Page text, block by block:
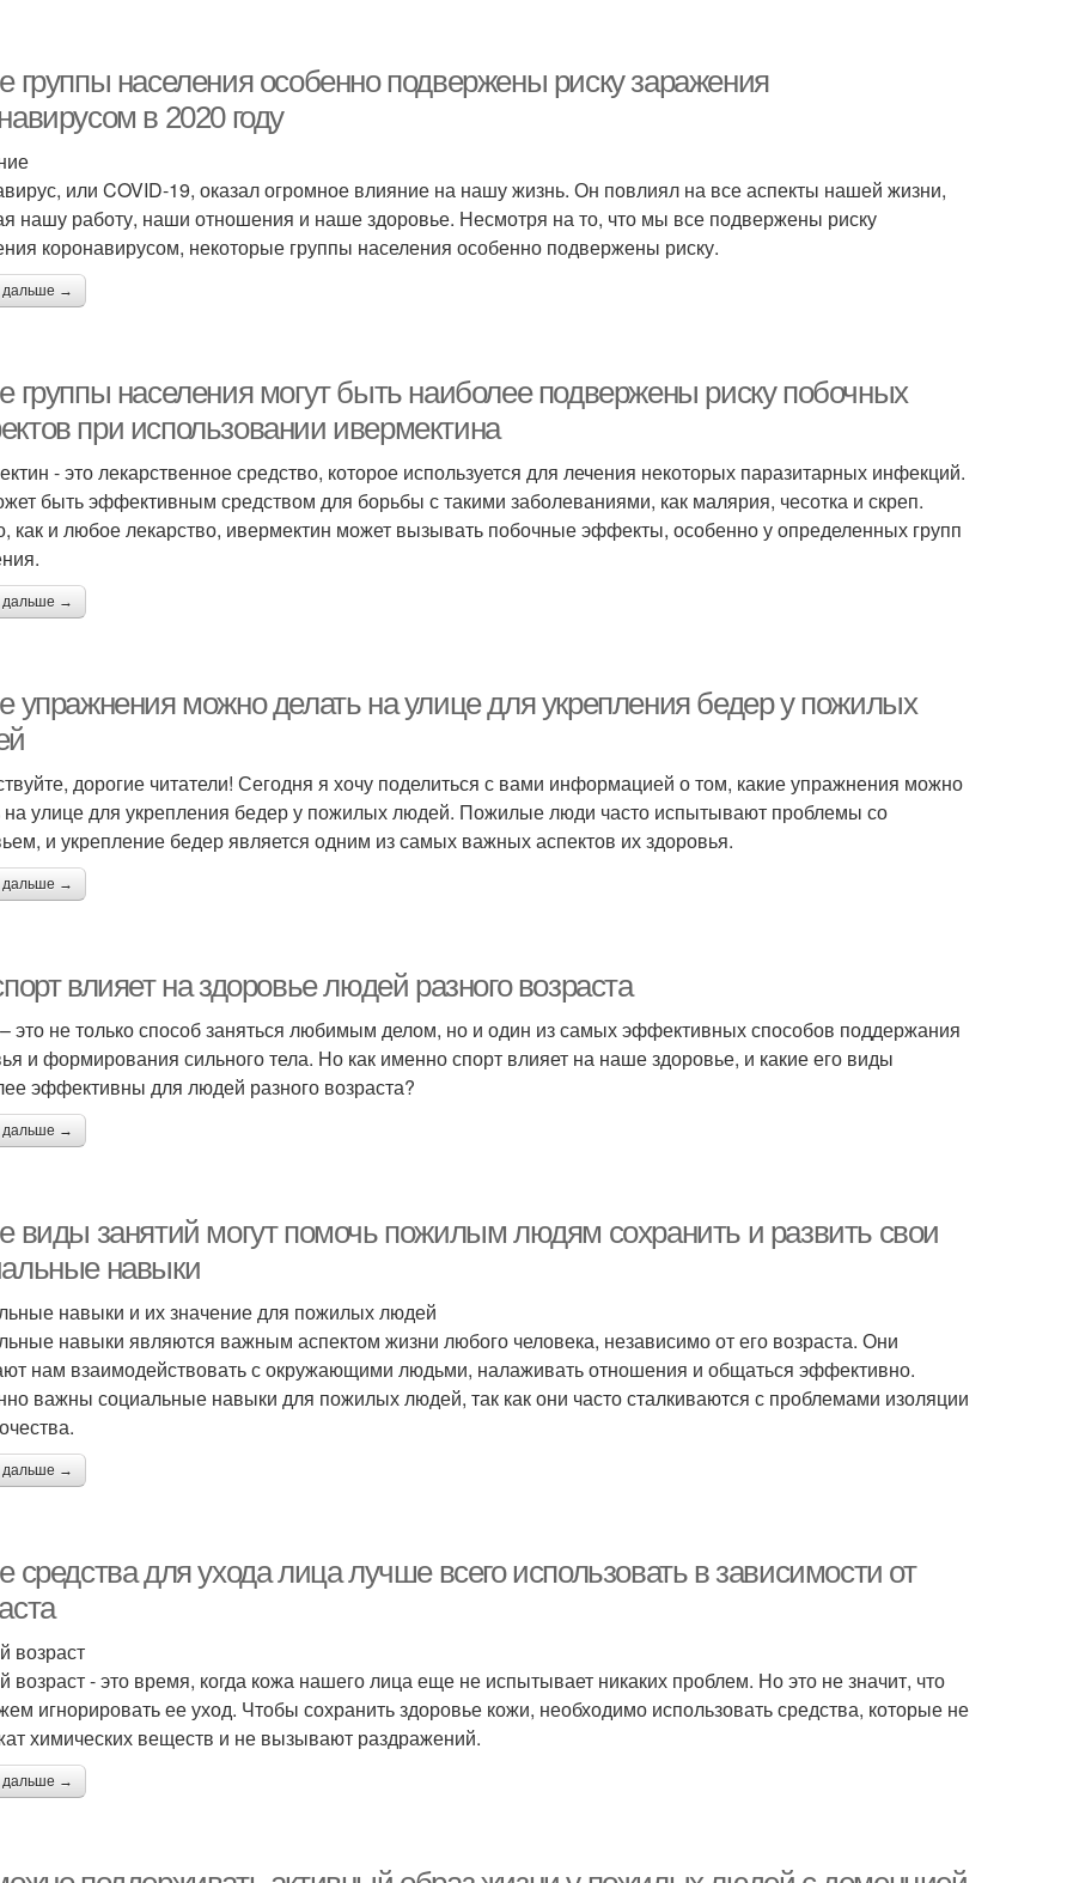
группы населения особенно подвержены риску заражения
в 2020 году
или COVID-19, оказал огромное влияние на нашу жизнь. Он повлиял на все аспекты нашей жизни,
нашу работу, наши отношения и наше здоровье. Несмотря на то, что мы все подвержены риску
коронавирусом, некоторые группы населения особенно подвержены риску.
дальше →
группы населения могут быть наиболее подвержены риску побочных
при использовании ивермектина
- это лекарственное средство, которое используется для лечения некоторых паразитарных инфекций.
быть эффективным средством для борьбы с такими заболеваниями, как малярия, чесотка и скреп.
как и любое лекарство, ивермектин может вызывать побочные эффекты, особенно у определенных групп
дальше →
упражнения можно делать на улице для укрепления бедер у пожилых
дорогие читатели! Сегодня я хочу поделиться с вами информацией о том, какие упражнения можно
на улице для укрепления бедер у пожилых людей. Пожилые люди часто испытывают проблемы со
и укрепление бедер является одним из самых важных аспектов их здоровья.
дальше →
влияет на здоровье людей разного возраста
это не только способ заняться любимым делом, но и один из самых эффективных способов поддержания
и формирования сильного тела. Но как именно спорт влияет на наше здоровье, и какие его виды
эффективны для людей разного возраста?
дальше →
виды занятий могут помочь пожилым людям сохранить и развить свои
навыки
навыки и их значение для пожилых людей
навыки являются важным аспектом жизни любого человека, независимо от его возраста. Они
нам взаимодействовать с окружающими людьми, налаживать отношения и общаться эффективно.
важны социальные навыки для пожилых людей, так как они часто сталкиваются с проблемами изоляции
дальше →
средства для ухода лица лучше всего использовать в зависимости от
возраст
возраст - это время, когда кожа нашего лица еще не испытывает никаких проблем. Но это не значит, что
игнорировать ее уход. Чтобы сохранить здоровье кожи, необходимо использовать средства, которые не
химических веществ и не вызывают раздражений.
дальше →